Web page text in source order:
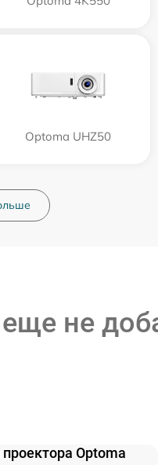
Optoma UHZ50
не
Optoma